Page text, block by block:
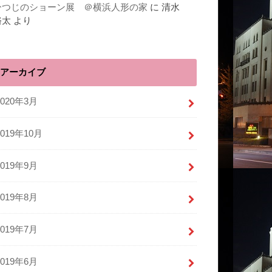
つじのショーン展 ＠横浜人形の家 に 清水
より
アーカイブ
年3月
年10月
年9月
年8月
年7月
年6月